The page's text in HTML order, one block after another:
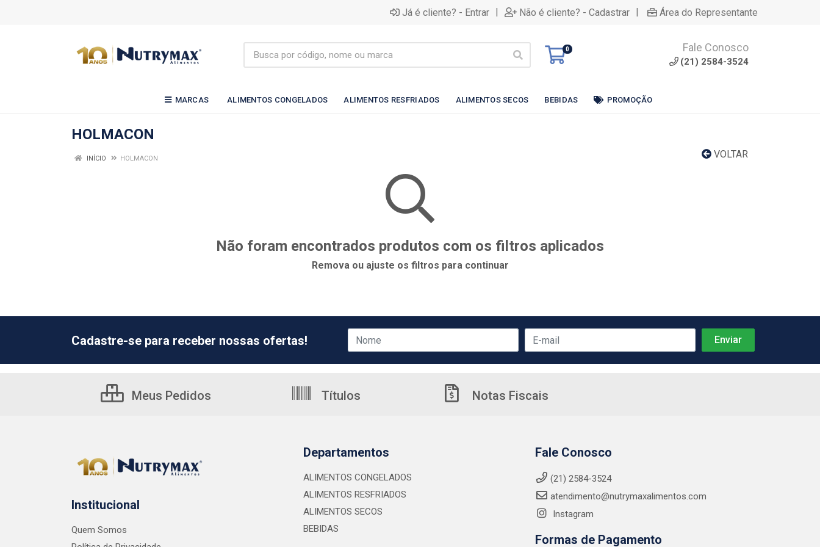
Já é cliente? - Entrar | Não é cliente? - Cadastrar | Área do Representante
0 Fale Conosco
(21) 2584-3524
MARCAS ALIMENTOS CONGELADOS ALIMENTOS RESFRIADOS ALIMENTOS SECOS BEBIDAS PROMOÇÃO
HOLMACON
VOLTAR
INÍCIO HOLMACON
Não foram encontrados produtos com os filtros aplicados
Remova ou ajuste os filtros para continuar
Cadastre-se para receber nossas ofertas!
Meus Pedidos Títulos Notas Fiscais
Institucional
Quem Somos
Departamentos
ALIMENTOS CONGELADOS
ALIMENTOS RESFRIADOS
ALIMENTOS SECOS
BEBIDAS
Fale Conosco
(21) 2584-3524
atendimento@nutrymaxalimentos.com
Instagram
Formas de Pagamento